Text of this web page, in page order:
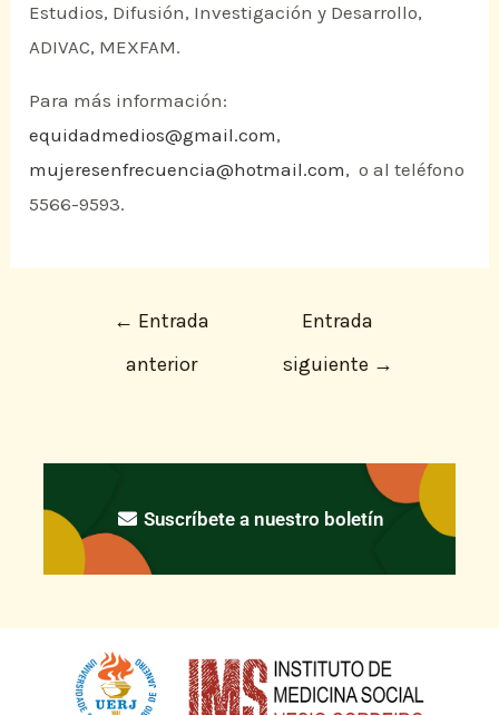
Estudios, Difusión, Investigación y Desarrollo,
ADIVAC, MEXFAM.
Para más información:
equidadmedios@gmail.com,
mujeresenfrecuencia@hotmail.com, o al teléfono
5566-9593.
← Entrada
anterior
Entrada
siguiente →
Suscríbete a nuestro boletín